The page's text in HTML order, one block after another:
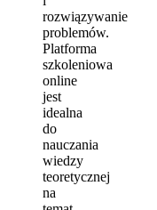
rozwiązywanie
problemów.
Platforma
szkoleniowa
online
jest
idealna
do
nauczania
wiedzy
teoretycznej
na